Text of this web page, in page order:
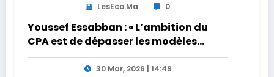
LesEco.ma 0
Youssef Essabban : « L’ambition du
CPA est de dépasser les modèles
traditionnels et académiques de
formation en s’appuyant sur le
30 Mar, 2026 | 14:49